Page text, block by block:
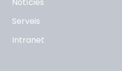
Serveis
Intranet